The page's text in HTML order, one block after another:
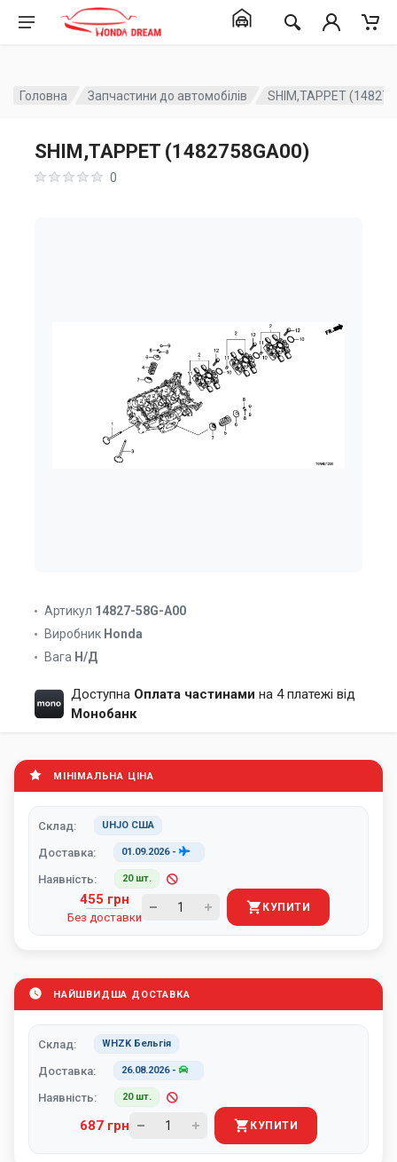
Головна Запчастини до автомобілів SHIM,TAPPET
SHIM,TAPPET (1482758GA00)
0
Артикул 14827-58G-A00
Виробник Honda
Вага Н/Д
Доступна Оплата частинами на 4 платежі від
Монобанк
МІНІМАЛЬНА ЦІНА
Склад: UHJO США
Доставка: 01.09.2026-
Наявність: 20 шт.
455 грн
Без доставки
КУПИТИ
НАЙШВИДША ДОСТАВКА
Склад: WHZK Бельгія
Доставка: 26.08.2026-
Наявність: 20 шт.
687 грн КУПИТИ